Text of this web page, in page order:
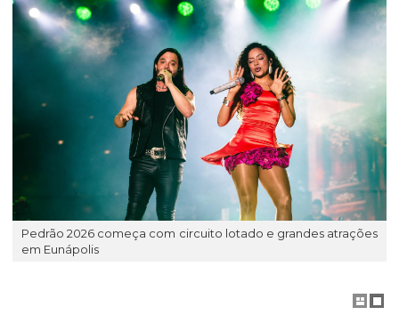
Pedrão 2026 começa com circuito lotado e grandes atrações
em Eunápolis